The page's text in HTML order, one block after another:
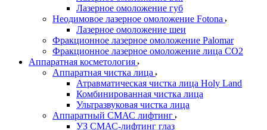
Лазерное омоложение губ
Неодимовое лазерное омоложение Fotona
Лазерное омоложение шеи
Фракционное лазерное омоложение Palomar
Фракционное лазерное омоложение лица СО2
Аппаратная косметология
Аппаратная чистка лица
Атравматическая чистка лица Holy Land
Комбинированная чистка лица
Ультразвуковая чистка лица
Аппаратный СМАС лифтинг
УЗ СМАС-лифтинг глаз